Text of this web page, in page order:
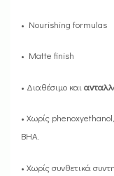
• Nourishing formulas
• Matte finish
• Διαθέσιμο και
• Χωρίς
BHA.
• Χωρίς συνθετικά